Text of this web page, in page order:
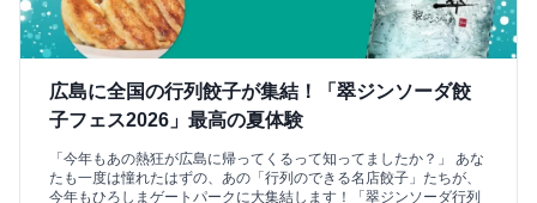
広島に全国の行列餃子が集結！「翠ジンソーダ餃
子フェス2026」最高の夏体験
「今年もあの熱狂が広島に帰ってくるって知ってましたか？」 あな
たも一度は憧れたはずの、あの「行列のできる名店餃子」たちが、
今年もひろしまゲートパークに大集結します！「翠ジンソーダ行列